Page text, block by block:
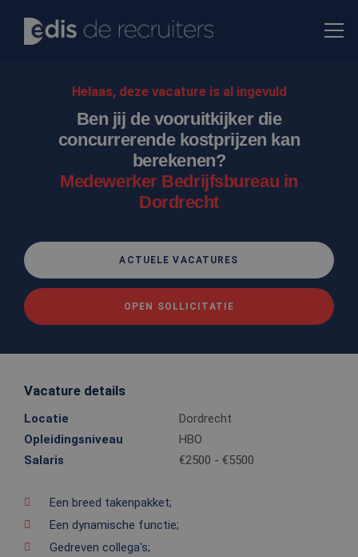
Helaas, deze vacature is al ingevuld
Ben jij de vooruitkijker die
concurrerende kostprijzen kan
berekenen?
Medewerker Bedrijfsbureau in
Dordrecht
ACTUELE VACATURES
OPEN SOLLICITATIE
Vacature details
Locatie
Dordrecht
Opleidingsniveau
HBO
Salaris
€2500 - €5500
Een breed takenpakket;
Een dynamische functie;
Gedreven collega's;